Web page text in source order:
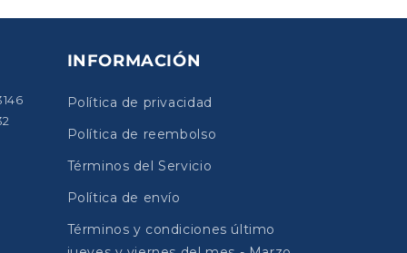
INFORMACIÓN
Política de privacidad
Política de reembolso
Términos del Servicio
Política de envío
Términos y condiciones último